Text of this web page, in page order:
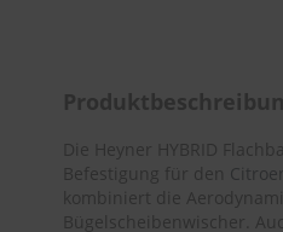
Bildergalerie
springen
Die Heyner HYBRID
Befestigung für den
kombiniert die
Bügelscheibenwischer.